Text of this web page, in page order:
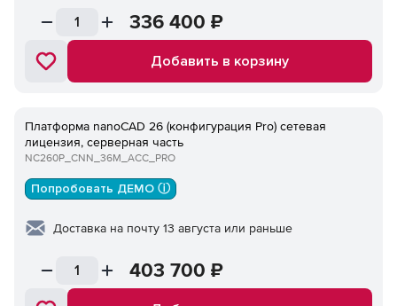
336 400 ₽
Добавить в корзину
Платформа nanoCAD 26 (конфигурация Pro) сетевая
лицензия, серверная часть
NC260P_CNN_36M_ACC_PRO
Попробовать ДЕМО ⓘ
Доставка на почту 13 августа или раньше
403 700 ₽